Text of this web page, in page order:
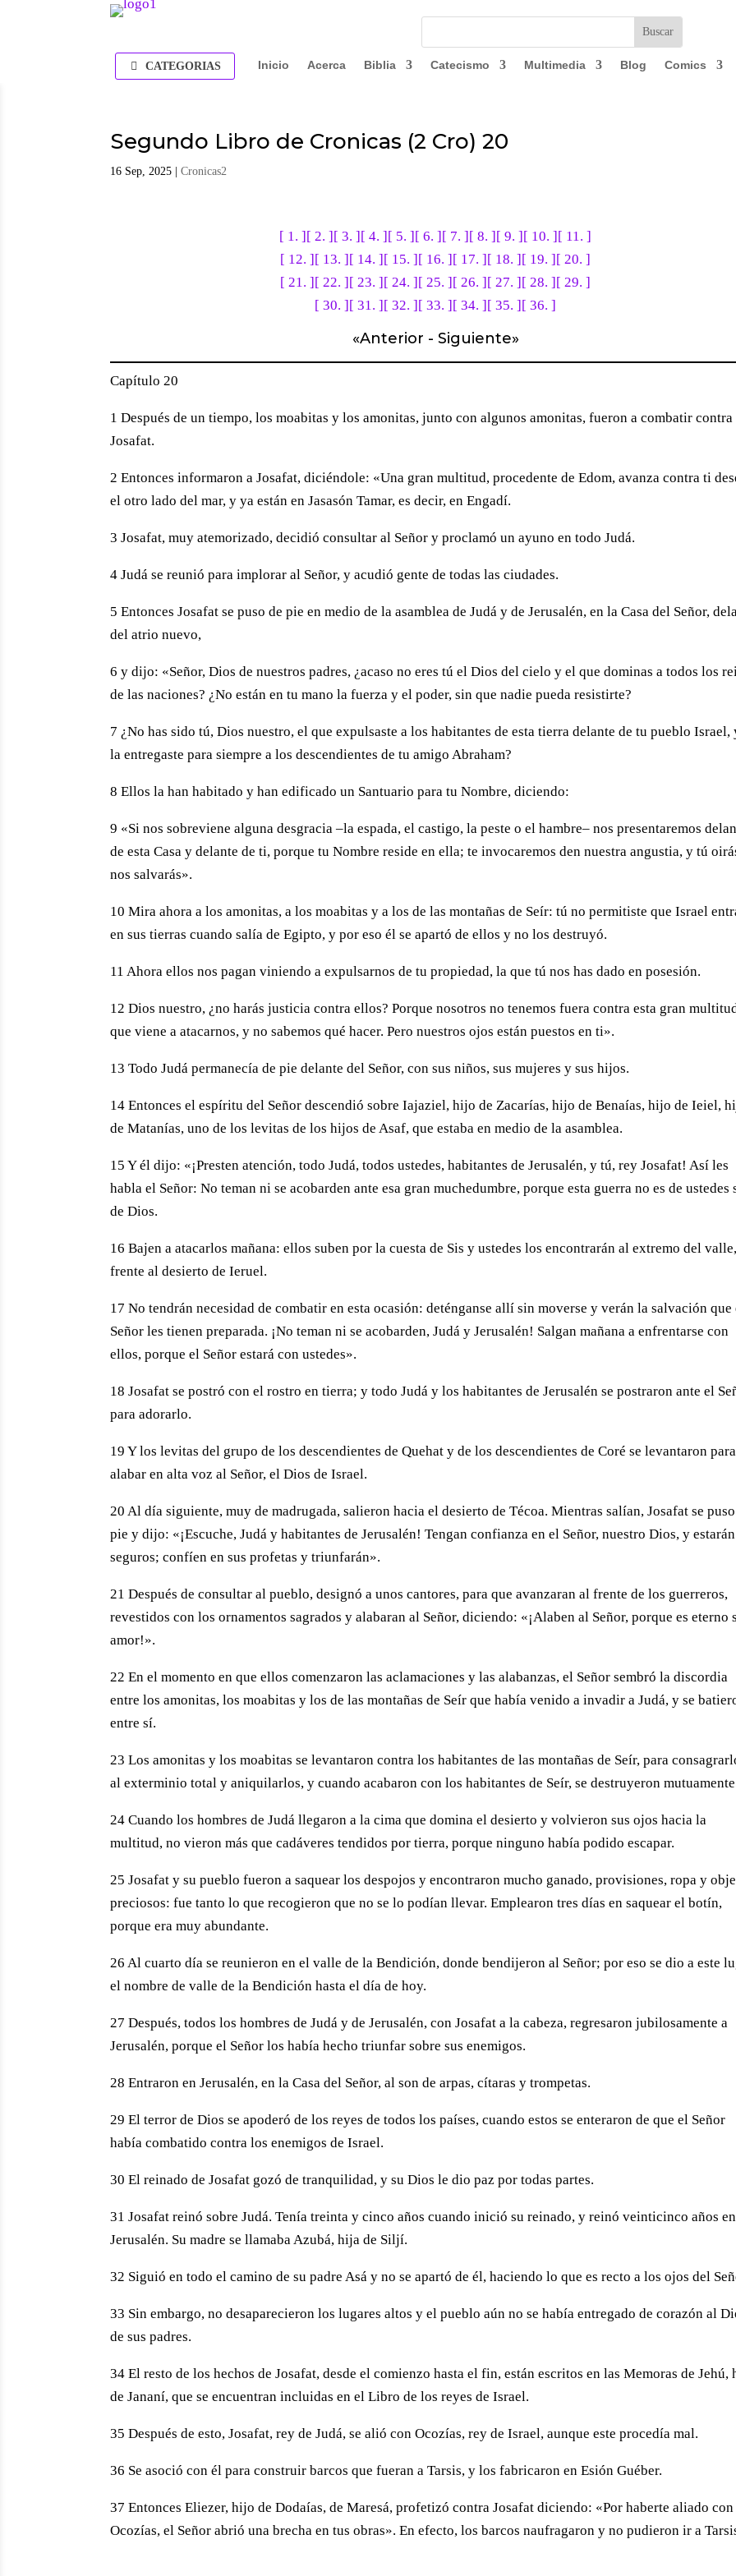
CATEGORIAS Inicio Acerca Biblia Catecismo Multimedia Blog Comics
Segundo Libro de Cronicas (2 Cro) 20
16 Sep, 2025 |Cronicas2
[ 1. ] [ 2. ] [ 3. ] [ 4. ] [ 5. ] [ 6. ] [ 7. ] [ 8. ] [ 9. ] [ 10. ] [ 11. ]
[ 12. ] [ 13. ] [ 14. ] [ 15. ] [ 16. ] [ 17. ] [ 18. ] [ 19. ] [ 20. ]
[ 21. ] [ 22. ] [ 23. ] [ 24. ] [ 25. ] [ 26. ] [ 27. ] [ 28. ] [ 29. ]
[ 30. ] [ 31. ] [ 32. ] [ 33. ] [ 34. ] [ 35. ] [ 36. ]
«Anterior - Siguiente»
Capítulo 20
1 Después de un tiempo, los moabitas y los amonitas, junto con algunos amonitas, fueron a combatir contra
Josafat.
2 Entonces informaron a Josafat, diciéndole: «Una gran multitud, procedente de Edom, avanza contra ti
el otro lado del mar, y ya están en Jasasón Tamar, es decir, en Engadí.
3 Josafat, muy atemorizado, decidió consultar al Señor y proclamó un ayuno en todo Judá.
4 Judá se reunió para implorar al Señor, y acudió gente de todas las ciudades.
5 Entonces Josafat se puso de pie en medio de la asamblea de Judá y de Jerusalén, en la Casa del Señor,
del atrio nuevo,
6 y dijo: «Señor, Dios de nuestros padres, ¿acaso no eres tú el Dios del cielo y el que dominas a todos los
de las naciones? ¿No están en tu mano la fuerza y el poder, sin que nadie pueda resistirte?
7 ¿No has sido tú, Dios nuestro, el que expulsaste a los habitantes de esta tierra delante de tu pueblo Israel,
la entregaste para siempre a los descendientes de tu amigo Abraham?
8 Ellos la han habitado y han edificado un Santuario para tu Nombre, diciendo:
9 «Si nos sobreviene alguna desgracia –la espada, el castigo, la peste o el hambre– nos presentaremos
de esta Casa y delante de ti, porque tu Nombre reside en ella; te invocaremos den nuestra angustia, y tú
nos salvarás».
10 Mira ahora a los amonitas, a los moabitas y a los de las montañas de Seír: tú no permitiste que Israel
en sus tierras cuando salía de Egipto, y por eso él se apartó de ellos y no los destruyó.
11 Ahora ellos nos pagan viniendo a expulsarnos de tu propiedad, la que tú nos has dado en posesión.
12 Dios nuestro, ¿no harás justicia contra ellos? Porque nosotros no tenemos fuera contra esta gran
que viene a atacarnos, y no sabemos qué hacer. Pero nuestros ojos están puestos en ti».
13 Todo Judá permanecía de pie delante del Señor, con sus niños, sus mujeres y sus hijos.
14 Entonces el espíritu del Señor descendió sobre Iajaziel, hijo de Zacarías, hijo de Benaías, hijo de Ieiel,
de Matanías, uno de los levitas de los hijos de Asaf, que estaba en medio de la asamblea.
15 Y él dijo: «¡Presten atención, todo Judá, todos ustedes, habitantes de Jerusalén, y tú, rey Josafat! Así les
habla el Señor: No teman ni se acobarden ante esa gran muchedumbre, porque esta guerra no es de ustedes
de Dios.
16 Bajen a atacarlos mañana: ellos suben por la cuesta de Sis y ustedes los encontrarán al extremo del valle,
frente al desierto de Ieruel.
17 No tendrán necesidad de combatir en esta ocasión: deténganse allí sin moverse y verán la salvación que
Señor les tienen preparada. ¡No teman ni se acobarden, Judá y Jerusalén! Salgan mañana a enfrentarse con
ellos, porque el Señor estará con ustedes».
18 Josafat se postró con el rostro en tierra; y todo Judá y los habitantes de Jerusalén se postraron ante el
para adorarlo.
19 Y los levitas del grupo de los descendientes de Quehat y de los descendientes de Coré se levantaron para
alabar en alta voz al Señor, el Dios de Israel.
20 Al día siguiente, muy de madrugada, salieron hacia el desierto de Técoa. Mientras salían, Josafat se
pie y dijo: «¡Escuche, Judá y habitantes de Jerusalén! Tengan confianza en el Señor, nuestro Dios, y estarán
seguros; confíen en sus profetas y triunfarán».
21 Después de consultar al pueblo, designó a unos cantores, para que avanzaran al frente de los guerreros,
revestidos con los ornamentos sagrados y alabaran al Señor, diciendo: «¡Alaben al Señor, porque es eterno
amor!».
22 En el momento en que ellos comenzaron las aclamaciones y las alabanzas, el Señor sembró la discordia
entre los amonitas, los moabitas y los de las montañas de Seír que había venido a invadir a Judá, y se
entre sí.
23 Los amonitas y los moabitas se levantaron contra los habitantes de las montañas de Seír, para
al exterminio total y aniquilarlos, y cuando acabaron con los habitantes de Seír, se destruyeron
24 Cuando los hombres de Judá llegaron a la cima que domina el desierto y volvieron sus ojos hacia la
multitud, no vieron más que cadáveres tendidos por tierra, porque ninguno había podido escapar.
25 Josafat y su pueblo fueron a saquear los despojos y encontraron mucho ganado, provisiones, ropa y
preciosos: fue tanto lo que recogieron que no se lo podían llevar. Emplearon tres días en saquear el botín,
porque era muy abundante.
26 Al cuarto día se reunieron en el valle de la Bendición, donde bendijeron al Señor; por eso se dio a este
el nombre de valle de la Bendición hasta el día de hoy.
27 Después, todos los hombres de Judá y de Jerusalén, con Josafat a la cabeza, regresaron jubilosamente a
Jerusalén, porque el Señor los había hecho triunfar sobre sus enemigos.
28 Entraron en Jerusalén, en la Casa del Señor, al son de arpas, cítaras y trompetas.
29 El terror de Dios se apoderó de los reyes de todos los países, cuando estos se enteraron de que el Señor
había combatido contra los enemigos de Israel.
30 El reinado de Josafat gozó de tranquilidad, y su Dios le dio paz por todas partes.
31 Josafat reinó sobre Judá. Tenía treinta y cinco años cuando inició su reinado, y reinó veinticinco años en
Jerusalén. Su madre se llamaba Azubá, hija de Siljí.
32 Siguió en todo el camino de su padre Asá y no se apartó de él, haciendo lo que es recto a los ojos del
33 Sin embargo, no desaparecieron los lugares altos y el pueblo aún no se había entregado de corazón al
de sus padres.
34 El resto de los hechos de Josafat, desde el comienzo hasta el fin, están escritos en las Memoras de Jehú,
de Jananí, que se encuentran incluidas en el Libro de los reyes de Israel.
35 Después de esto, Josafat, rey de Judá, se alió con Ocozías, rey de Israel, aunque este procedía mal.
36 Se asoció con él para construir barcos que fueran a Tarsis, y los fabricaron en Esión Guéber.
37 Entonces Eliezer, hijo de Dodaías, de Maresá, profetizó contra Josafat diciendo: «Por haberte aliado con
Ocozías, el Señor abrió una brecha en tus obras». En efecto, los barcos naufragaron y no pudieron ir a